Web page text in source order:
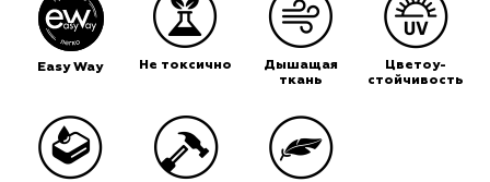
Easy Way Не токсично
Дышащая
ткань
Цветоу-
стойчивость